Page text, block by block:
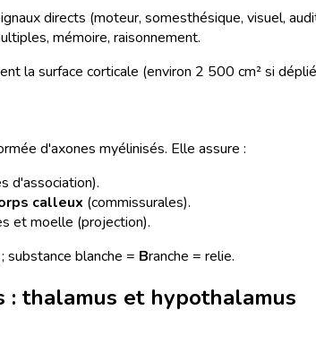
directs (moteur, somesthésique, visuel,
mémoire, raisonnement.
la surface corticale (environ 2 500 cm² si
d'axones myélinisés. Elle assure :
d'association).
calleux (commissurales).
et moelle (projection).
substance blanche = Branche = relie.
thalamus et hypothalamus